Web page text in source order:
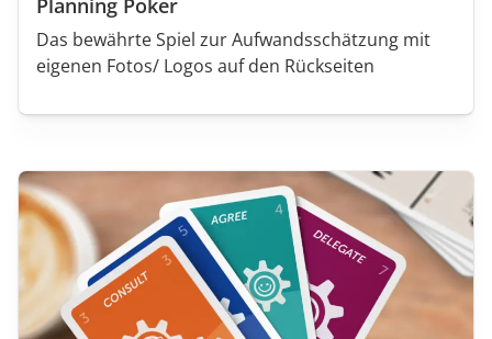
Das bewährte Spiel zur Aufwandsschätzung mit
eigenen Fotos/ Logos auf den Rückseiten